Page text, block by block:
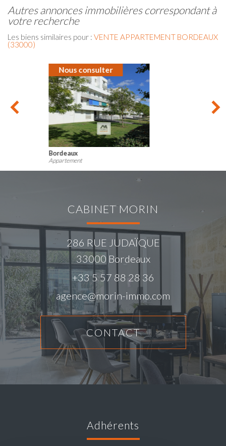
autres annonces immobilières correspondant à
votre recherche
Les biens similaires pour : VENTE APPARTEMENT BORDEAUX
(33000)
Nous consulter
Mérignac
Appartement
CABINET MORIN
286 RUE JUDAÏQUE
33000 Bordeaux
+33 5 57 88 28 36
agence@morin-immo.com
CONTACT
adhérents